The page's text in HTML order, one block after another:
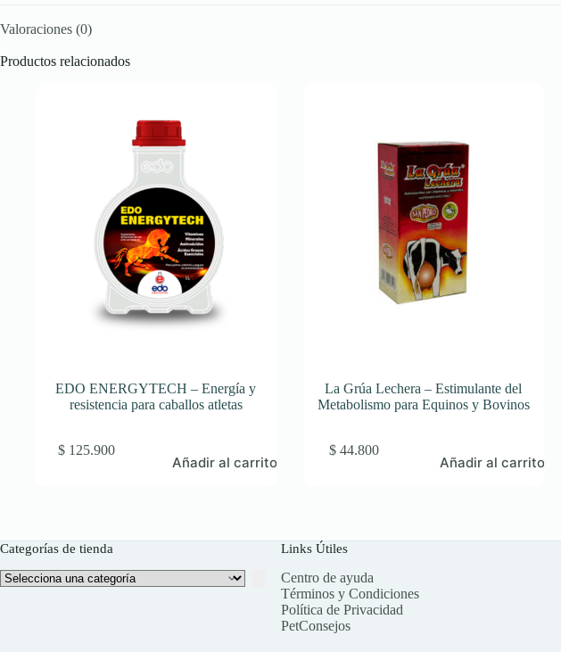
Valoraciones (0)
Productos relacionados
EDO ENERGYTECH – Energía y
resistencia para caballos atletas
$ 125.900
Añadir al carrito
La Grúa Lechera – Estimulante del
Metabolismo para Equinos y Bovinos
$ 44.800
Añadir al carrito
Categorías de tienda
Selecciona
una
Links Útiles
Centro de ayuda
Términos y Condiciones
Política de Privacidad
PetConsejos